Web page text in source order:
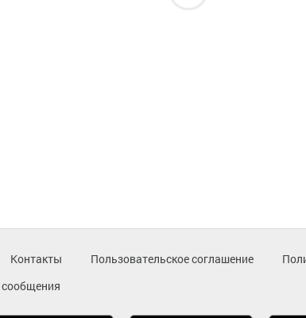
Контакты Пользовательское соглашение
сообщения